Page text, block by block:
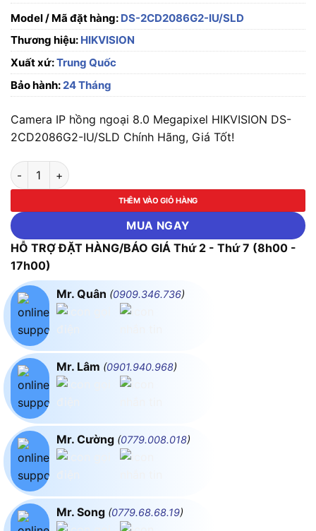
Model / Mã đặt hàng: DS-2CD2086G2-IU/SLD
Thương hiệu: HIKVISION
Xuất xứ:Trung Quốc
Bảo hành:24 Tháng
Camera IP hồng ngoại 8.0 Megapixel HIKVISION DS-
2CD2086G2-IU/SLD Chính Hãng, Giá Tốt!
Camera IP hồng ngoại 8.0 Megapixel HIKVISION DS-
THÊM VÀO GIỎ HÀNG
MUA NGAY
HỖ TRỢ ĐẶT HÀNG/BÁO GIÁ Thứ 2 - Thứ 7 (8h00 -
17h00)
Mr. Quân (0909.346.736)
Mr. Lâm (0901.940.968)
Mr. Cường (0779.008.018)
Mr. Song (0779.68.68.19)